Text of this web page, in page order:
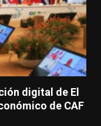
digital de El
de CAF